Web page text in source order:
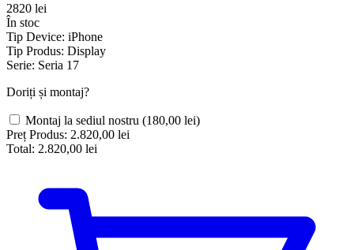
2820 lei
În stoc
Tip Device: iPhone
Tip Produs: Display
Serie: Seria 17
Doriți și montaj?
Montaj la sediul nostru (180,00 lei)
Preț Produs: 2.820,00 lei
Total: 2.820,00 lei